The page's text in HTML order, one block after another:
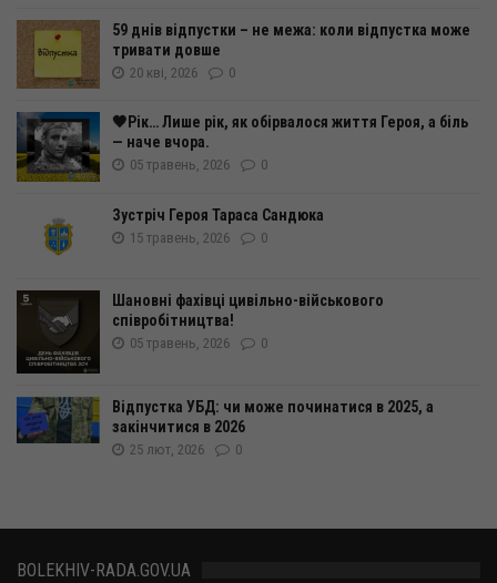
59 днів відпустки – не межа: коли відпустка може
тривати довше
20 кві, 2026 0
🖤Рік… Лише рік, як обірвалося життя Героя, а біль
— наче вчора.
05 травень, 2026 0
Зустріч Героя Тараса Сандюка
15 травень, 2026 0
Шановні фахівці цивільно-військового
співробітництва!
05 травень, 2026 0
Відпустка УБД: чи може починатися в 2025, а
закінчитися в 2026
25 лют, 2026 0
BOLEKHIV-RADA.GOV.UA